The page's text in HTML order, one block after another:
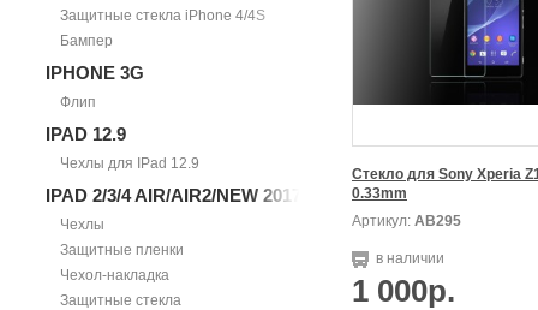
Защитные стекла iPhone 4/4S
Бампер
IPHONE 3G
Флип
IPAD 12.9
Чехлы для IPad 12.9
IPAD 2/3/4 AIR/AIR2/NEW 2017
Чехлы
Защитные пленки
Чехол-накладка
Защитные стекла
Стекло для Sony Xperia
0.33mm
Артикул: АВ295
в наличии
1 000р.